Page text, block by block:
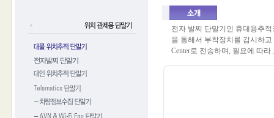
전자 발찌 단말기인 휴대용추
을 통해서 부착장치를 감시하
Center로 전송하며, 필요에 따